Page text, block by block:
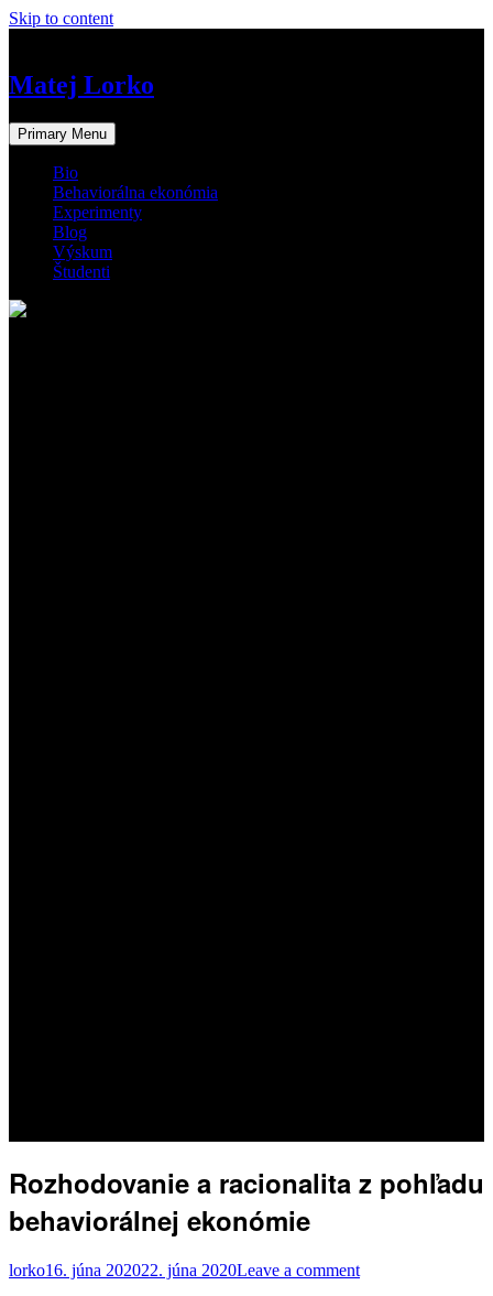
Skip to content
Matej Lorko
Primary Menu
Bio
Behaviorálna ekonómia
Experimenty
Blog
Výskum
Študenti
Rozhodovanie a racionalita z pohľadu
behaviorálnej ekonómie
lorko16. júna 202022. júna 2020Leave a comment